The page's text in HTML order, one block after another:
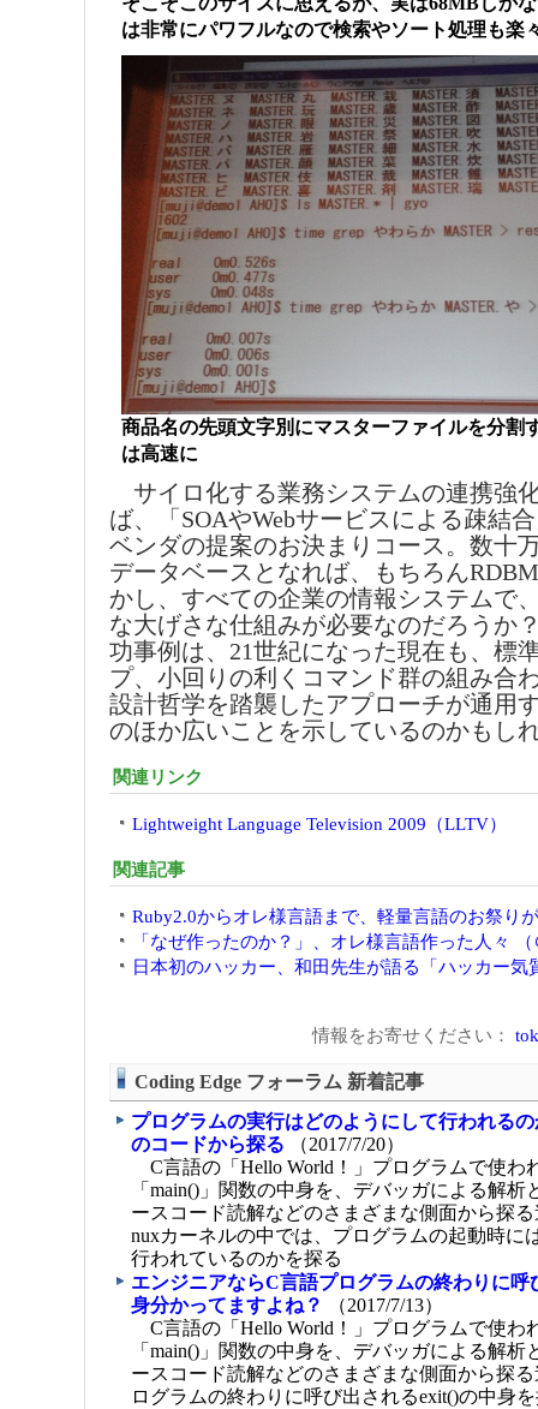
は非常にパワフルなので検索やソート処理も楽
商品名の先頭文字別にマスターファイルを分割
は高速に
サイロ化する業務システムの連携強
ば、「SOAやWebサービスによる疎結
ベンダの提案のお決まりコース。数十
データベースとなれば、もちろん
かし、すべての企業の情報システムで
な大げさな仕組みが必要なのだろうか
功事例は、21世紀になった現在も、標
プ、小回りの利くコマンド群の組み合
設計哲学を踏襲したアプローチが通用
のほか広いことを示しているのかもし
関連リンク
Lightweight Language Television 2009（LLTV）
関連記事
Ruby2.0からオレ様言語まで、軽量言語のお祭り
「なぜ作ったのか？」、オレ様言語作った人々
日本初のハッカー、和田先生が語る「ハッカー気
情報をお寄せください：
Coding Edge フォーラム 新着記事
プログラムの実行はどのようにして行われる
のコードから探る （2017/7/20）
C言語の「Hello World！」プログラムで使わ
「main()」関数の中身を、デバッガによる解
ースコード読解などのさまざまな側面から探
nuxカーネルの中では、プログラムの起動時に
行われているのかを探る
エンジニアならC言語プログラムの終わりに呼
身分かってますよね？
（2017/7/13）
C言語の「Hello World！」プログラムで使わ
「main()」関数の中身を、デバッガによる解
ースコード読解などのさまざまな側面から探
ログラムの終わりに呼び出されるexit()の中身